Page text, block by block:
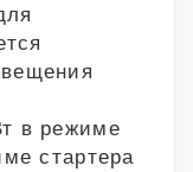
в режиме
стартера